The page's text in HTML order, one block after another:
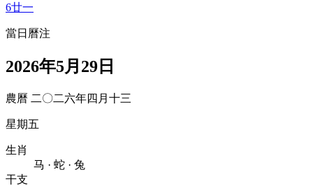
6廿一
當日曆注
2026年5月29日
農曆 二〇二六年四月十三
星期五
生肖
马 · 蛇 · 兔
干支